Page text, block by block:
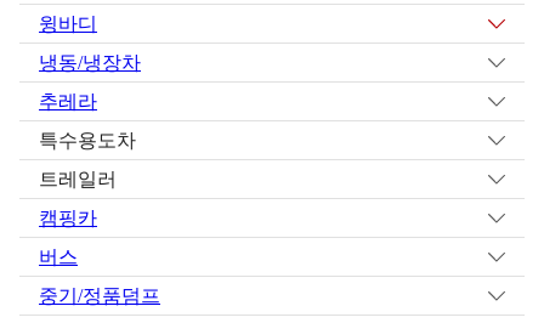
윙바디
냉동/냉장차
추레라
특수용도차
트레일러
캠핑카
버스
중기/정품덤프